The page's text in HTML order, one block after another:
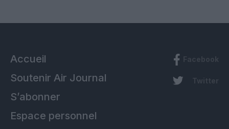
Accueil
Soutenir Air Journal
S’abonner
Espace personnel